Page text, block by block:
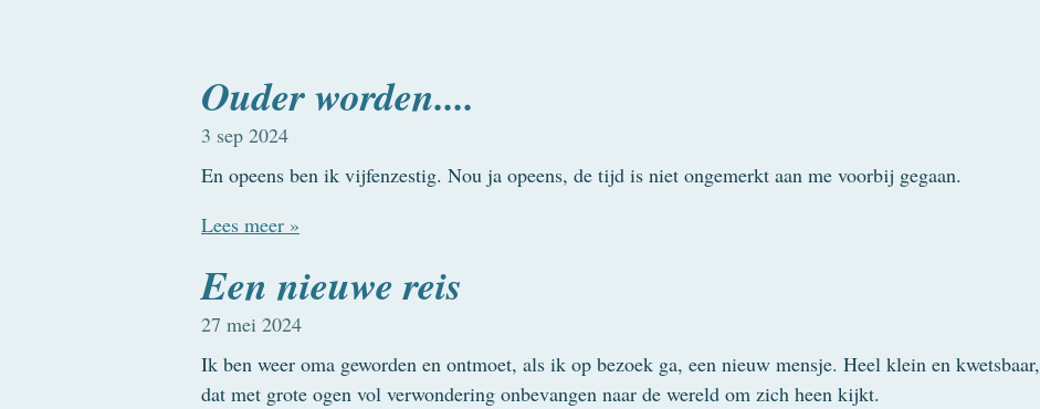
Ouder worden....
3 sep 2024
En opeens ben ik vijfenzestig. Nou ja opeens, de tijd is niet ongemerkt aan me voorbij gegaan.
Lees meer »
Een nieuwe reis
27 mei 2024
Ik ben weer oma geworden en ontmoet, als ik op bezoek ga, een nieuw mensje. Heel klein en kwetsbaar,
dat met grote ogen vol verwondering onbevangen naar de wereld om zich heen kijkt.